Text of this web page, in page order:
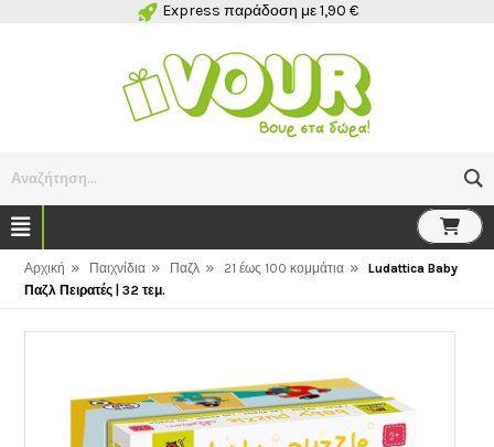
Express παράδοση με 1,90 €
Αναζήτηση...
Αρχική » Παιχνίδια » Παζλ » 21 έως 100 κομμάτια »
Ludattica Baby
Παζλ Πειρατές | 32 τεμ.